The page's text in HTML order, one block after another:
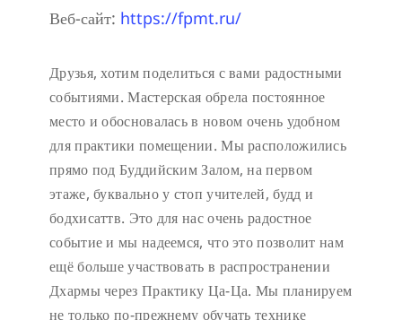
Веб-сайт: https://fpmt.ru/
Друзья, хотим поделиться с вами радостными
событиями. Мастерская обрела постоянное
место и обосновалась в новом очень удобном
для практики помещении. Мы расположились
прямо под Буддийским Залом, на первом
этаже, буквально у стоп учителей, будд и
бодхисаттв. Это для нас очень радостное
событие и мы надеемся, что это позволит нам
ещё больше участвовать в распространении
Дхармы через Практику Ца-Ца. Мы планируем
не только по-прежнему обучать технике